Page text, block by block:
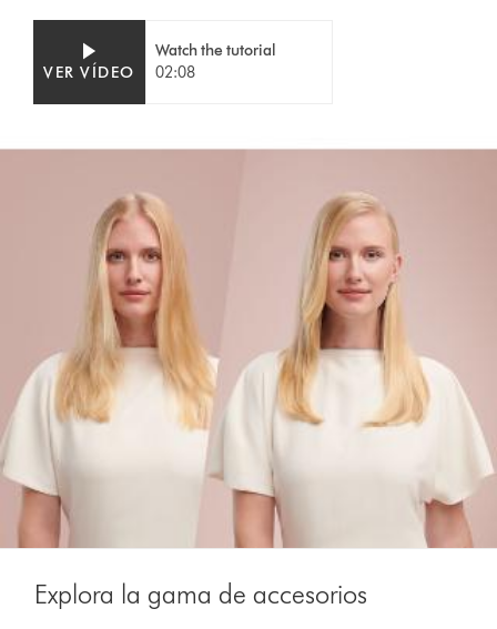
VER VÍDEO
Watch the tutorial
02:08
Explora la gama de accesorios